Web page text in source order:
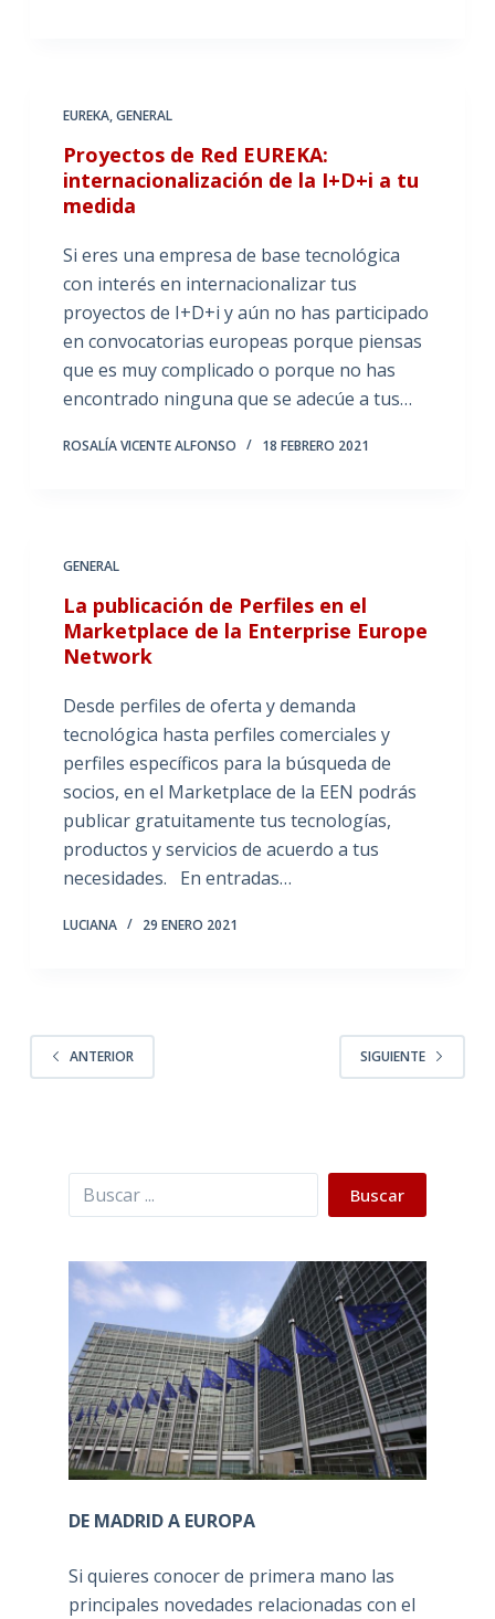
EUREKA,GENERAL
Proyectos de Red EUREKA:
internacionalización de la I+D+i a tu
medida
Si eres una empresa de base tecnológica
con interés en internacionalizar tus
proyectos de I+D+i y aún no has participado
en convocatorias europeas porque piensas
que es muy complicado o porque no has
encontrado ninguna que se adecúe a tus…
ROSALÍA VICENTE ALFONSO 18 FEBRERO 2021
GENERAL
La publicación de Perfiles en el
Marketplace de la Enterprise Europe
Network
Desde perfiles de oferta y demanda
tecnológica hasta perfiles comerciales y
perfiles específicos para la búsqueda de
socios, en el Marketplace de la EEN podrás
publicar gratuitamente tus tecnologías,
productos y servicios de acuerdo a tus
necesidades. En entradas…
LUCIANA 29 ENERO 2021
ANTERIOR SIGUIENTE
Buscar Buscar
DE MADRID A EUROPA
Si quieres conocer de primera mano las
principales novedades relacionadas con el